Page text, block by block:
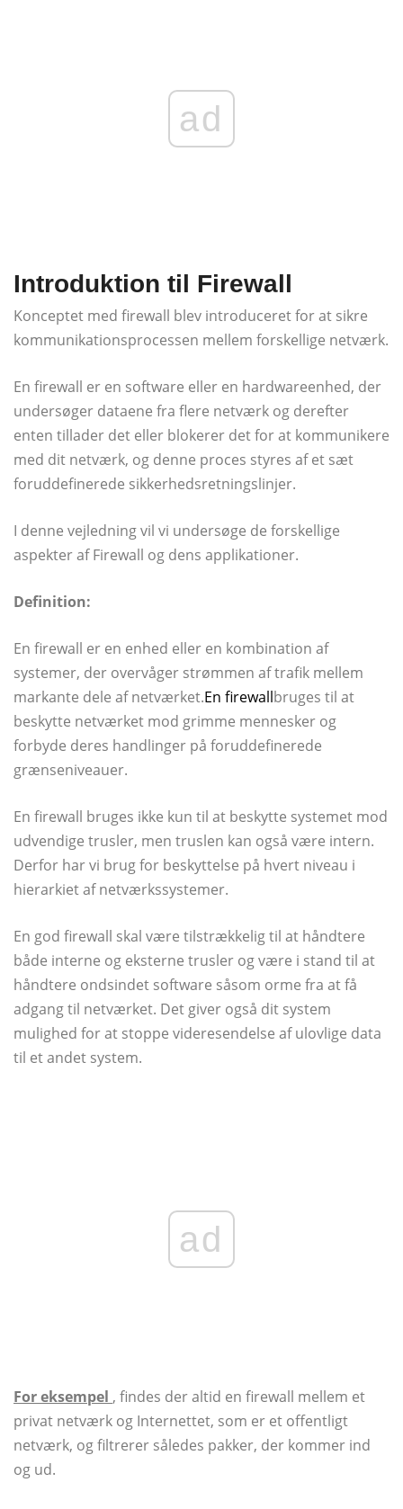
ad
Introduktion til Firewall
Konceptet med firewall blev introduceret for at sikre
kommunikationsprocessen mellem forskellige netværk.
En firewall er en software eller en hardwareenhed, der
undersøger dataene fra flere netværk og derefter
enten tillader det eller blokerer det for at kommunikere
med dit netværk, og denne proces styres af et sæt
foruddefinerede sikkerhedsretningslinjer.
I denne vejledning vil vi undersøge de forskellige
aspekter af Firewall og dens applikationer.
Definition:
En firewall er en enhed eller en kombination af
systemer, der overvåger strømmen af ​​trafik mellem
markante dele af netværket.En firewallbruges til at
beskytte netværket mod grimme mennesker og
forbyde deres handlinger på foruddefinerede
grænseniveauer.
En firewall bruges ikke kun til at beskytte systemet mod
udvendige trusler, men truslen kan også være intern.
Derfor har vi brug for beskyttelse på hvert niveau i
hierarkiet af netværkssystemer.
En god firewall skal være tilstrækkelig til at håndtere
både interne og eksterne trusler og være i stand til at
håndtere ondsindet software såsom orme fra at få
adgang til netværket. Det giver også dit system
mulighed for at stoppe videresendelse af ulovlige data
til et andet system.
ad
For eksempel , findes der altid en firewall mellem et
privat netværk og Internettet, som er et offentligt
netværk, og filtrerer således pakker, der kommer ind
og ud.